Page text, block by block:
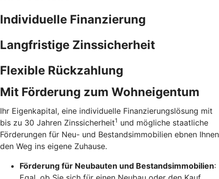
Individuelle Finanzierung
Langfristige Zinssicherheit
Flexible Rückzahlung
Mit Förderung zum Wohneigentum
Ihr Eigenkapital, eine individuelle Finanzierungslösung mit
bis zu 30 Jahren Zinssicherheit1 und mögliche staatliche
Förderungen für Neu- und Bestandsimmobilien ebnen Ihnen
den Weg ins eigene Zuhause.
Förderung für Neubauten und Bestandsimmobilien: